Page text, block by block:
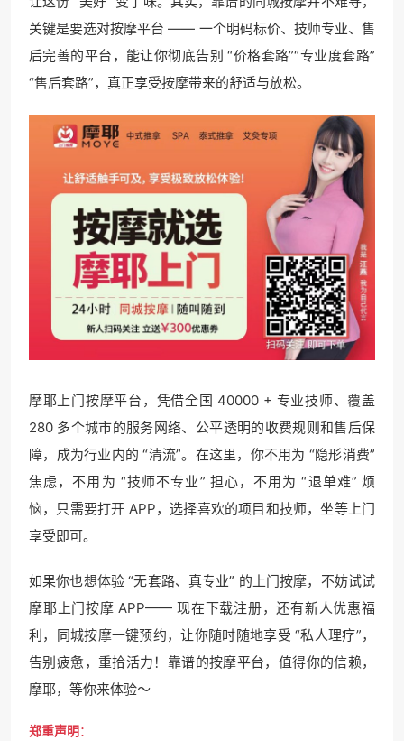
关键是要选对按摩平台 —— 一个明码标价、技师专业、售
后完善的平台，能让你彻底告别 “价格套路”“专业度套路”
“售后套路”，真正享受按摩带来的舒适与放松。
摩耶上门按摩平台，凭借全国 40000 + 专业技师、覆盖
280 多个城市的服务网络、公平透明的收费规则和售后保
障，成为行业内的 “清流”。在这里，你不用为 “隐形消费”
焦虑，不用为 “技师不专业” 担心，不用为 “退单难” 烦
恼，只需要打开 APP，选择喜欢的项目和技师，坐等上门
享受即可。
如果你也想体验 “无套路、真专业” 的上门按摩，不妨试试
摩耶上门按摩 APP—— 现在下载注册，还有新人优惠福
利，同城按摩一键预约，让你随时随地享受 “私人理疗”，
告别疲惫，重拾活力！靠谱的按摩平台，值得你的信赖，
摩耶，等你来体验～
郑重声明：